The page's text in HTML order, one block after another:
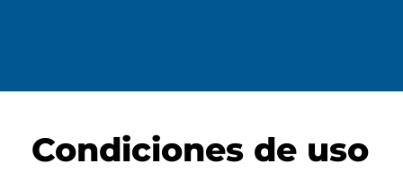
Condiciones de uso